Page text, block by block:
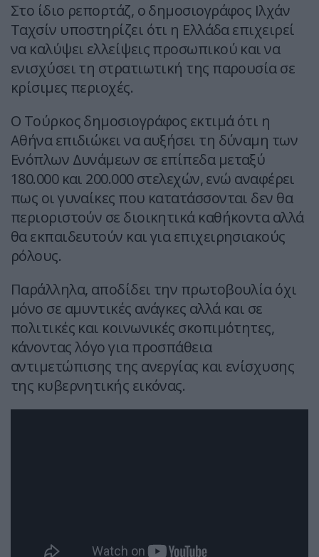
Στο ίδιο ρεπορτάζ, ο δημοσιογράφος Ιλχάν
Ταχσίν υποστηρίζει ότι η Ελλάδα επιχειρεί
να καλύψει ελλείψεις προσωπικού και να
ενισχύσει τη στρατιωτική της παρουσία σε
κρίσιμες περιοχές.
Ο Τούρκος δημοσιογράφος εκτιμά ότι η
Αθήνα επιδιώκει να αυξήσει τη δύναμη των
Ενόπλων Δυνάμεων σε επίπεδα μεταξύ
180.000 και 200.000 στελεχών, ενώ αναφέρει
πως οι γυναίκες που κατατάσσονται δεν θα
περιοριστούν σε διοικητικά καθήκοντα αλλά
θα εκπαιδευτούν και για επιχειρησιακούς
ρόλους.
Παράλληλα, αποδίδει την πρωτοβουλία όχι
μόνο σε αμυντικές ανάγκες αλλά και σε
πολιτικές και κοινωνικές σκοπιμότητες,
κάνοντας λόγο για προσπάθεια
αντιμετώπισης της ανεργίας και ενίσχυσης
της κυβερνητικής εικόνας.